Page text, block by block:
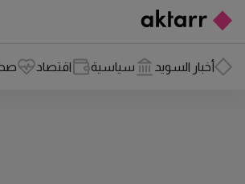
أخبار السويد سياسية اقتصاد